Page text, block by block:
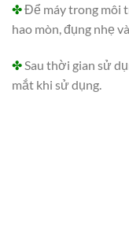
✤Để máy trong môi
hao mòn, đụng nhẹ
✤ Sau thời gian sử
mắt khi sử dụng.